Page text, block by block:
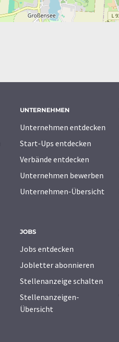
UNTERNEHMEN
Unternehmen entdecken
Start-Ups entdecken
Verbände entdecken
Unternehmen bewerben
Unternehmen-Übersicht
JOBS
Jobs entdecken
Jobletter abonnieren
Stellenanzeige schalten
Stellenanzeigen-
Übersicht